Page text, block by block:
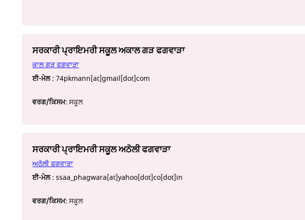
ਸਰਕਾਰੀ ਪ੍ਰਾਇਮਰੀ ਸਕੂਲ ਅਕਾਲ ਗੜ ਫਗਵਾੜਾ
ਕਾਲ ਗੜ ਫਗਵਾੜਾ
ਈ-ਮੇਲ :74pkmann[at]gmail[dot]com
ਵਰਗ/ਕਿਸਮ:ਸਕੂਲ
ਸਰਕਾਰੀ ਪ੍ਰਾਇਮਰੀ ਸਕੂਲ ਅਠੋਲੀ ਫਗਵਾੜਾ
ਅਠੋਲੀ ਫਗਵਾੜਾ
ਈ-ਮੇਲ :ssaa_phagwara[at]yahoo[dot]co[dot]in
ਵਰਗ/ਕਿਸਮ:ਸਕੂਲ